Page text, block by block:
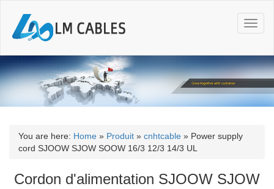
T
o
g
l
n
a
i
You are here: Home » Produit » cnhtcable » Power supply
cord SJOOW SJOW SOOW 16/3 12/3 14/3 UL
Cordon d'alimentation SJOOW SJOW